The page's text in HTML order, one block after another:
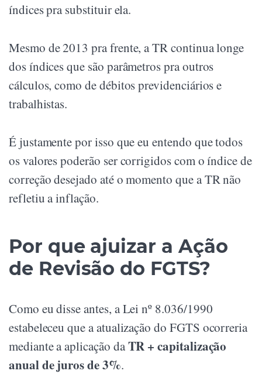
índices pra substituir ela.
Mesmo de 2013 pra frente, a TR continua longe
dos índices que são parâmetros pra outros
cálculos, como de débitos previdenciários e
trabalhistas.
É justamente por isso que eu entendo que todos
os valores poderão ser corrigidos com o índice de
correção desejado até o momento que a TR não
refletiu a inflação.
Por que ajuizar a Ação
de Revisão do FGTS?
Como eu disse antes, a Lei nº 8.036/1990
estabeleceu que a atualização do FGTS ocorreria
mediante a aplicação daTR + capitalização
anual de juros de 3%.